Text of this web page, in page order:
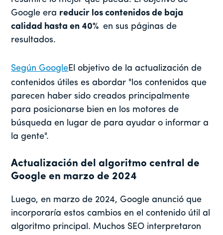
Google era reducir los contenidos de baja
calidad hasta en 40% en sus páginas de
resultados.
Según GoogleEl objetivo de la actualización de
contenidos útiles es abordar "los contenidos que
parecen haber sido creados principalmente
para posicionarse bien en los motores de
búsqueda en lugar de para ayudar o informar a
la gente".
Actualización del algoritmo central de
Google en marzo de 2024
Luego, en marzo de 2024, Google anunció que
incorporaría estos cambios en el contenido útil al
algoritmo principal. Muchos SEO interpretaron